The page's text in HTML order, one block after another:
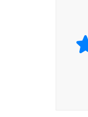
〈누가
· 한국